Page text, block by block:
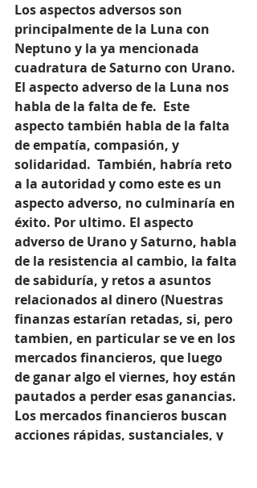
Los aspectos adversos son
principalmente de la Luna con
Neptuno y la ya mencionada
cuadratura de Saturno con Urano.
El aspecto adverso de la Luna nos
habla de la falta de fe.  Este
aspecto también habla de la falta
de empatía, compasión, y
solidaridad.  También, habría reto
a la autoridad y como este es un
aspecto adverso, no culminaría en
éxito. Por ultimo. El aspecto
adverso de Urano y Saturno, habla
de la resistencia al cambio, la falta
de sabiduría, y retos a asuntos
relacionados al dinero (Nuestras
finanzas estarían retadas, si, pero
tambien, en particular se ve en los
mercados financieros, que luego
de ganar algo el viernes, hoy están
pautados a perder esas ganancias.
Los mercados financieros buscan
acciones rápidas, sustanciales, y